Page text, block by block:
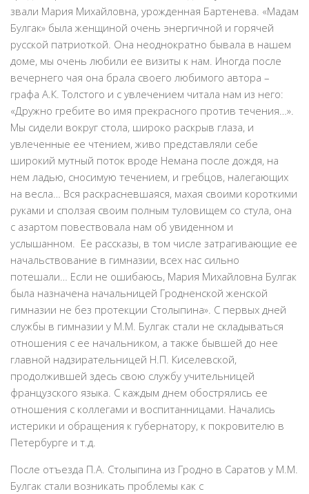
звали Мария Михайловна, урожденная Бартенева. «Мадам
Булгак» была женщиной очень энергичной и горячей
русской патриоткой. Она неоднократно бывала в нашем
доме, мы очень любили ее визиты к нам. Иногда после
вечернего чая она брала своего любимого автора –
графа А.К. Толстого и с увлечением читала нам из него:
«Дружно гребите во имя прекрасного против течения…».
Мы сидели вокруг стола, широко раскрыв глаза, и
увлеченные ее чтением, живо представляли себе
широкий мутный поток вроде Немана после дождя, на
нем ладью, сносимую течением, и гребцов, налегающих
на весла… Вся раскрасневшаяся, махая своими короткими
руками и сползая своим полным туловищем со стула, она
с азартом повествовала нам об увиденном и
услышанном. Ее рассказы, в том числе затрагивающие ее
начальствование в гимназии, всех нас сильно
потешали… Если не ошибаюсь, Мария Михайловна Булгак
была назначена начальницей Гродненской женской
гимназии не без протекции Столыпина». С первых дней
службы в гимназии у М.М. Булгак стали не складываться
отношения с ее начальником, а также бывшей до нее
главной надзирательницей Н.П. Киселевской,
продолжившей здесь свою службу учительницей
французского языка. С каждым днем обострялись ее
отношения с коллегами и воспитанницами. Начались
истерики и обращения к губернатору, к покровителю в
Петербурге и т.д.
После отъезда П.А. Столыпина из Гродно в Саратов у М.М.
Булгак стали возникать проблемы как с